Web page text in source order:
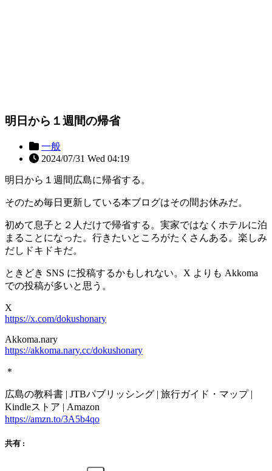
明日から１週間の帰省
一般
2024/07/31 Wed 04:19
明日から１週間広島に帰省する。
そのため毎日更新している本ブログはその間お休みだ。
初めて息子と２人だけで帰省する。実家ではなくホテルに泊
まることになった。行きたいところがたくさんある。楽しみ
だしドキドキだ。
ときどき SNS に投稿するかもしれない。X よりも Akkoma
での投稿が多いと思う。
X
https://x.com/dokushonary
Akkoma.nary
https://akkoma.nary.cc/dokushonary
＊
広島の教科書 | JTBパブリッシング | 旅行ガイド・マップ |
Kindleストア | Amazon
https://amzn.to/3A5b4qo
共有 :